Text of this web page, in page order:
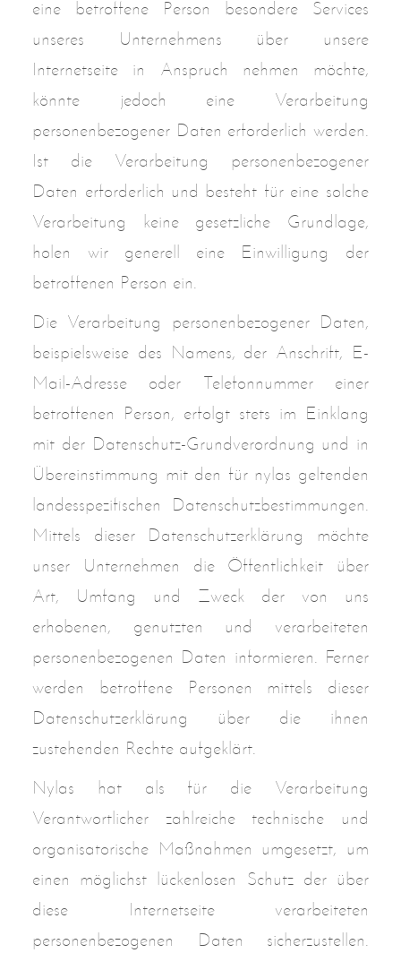
eine betroffene Person besondere Services
unseres Unternehmens über unsere
Internetseite in Anspruch nehmen möchte,
könnte jedoch eine Verarbeitung
personenbezogener Daten erforderlich werden.
Ist die Verarbeitung personenbezogener
Daten erforderlich und besteht für eine solche
Verarbeitung keine gesetzliche Grundlage,
holen wir generell eine Einwilligung der
betroffenen Person ein.
Die Verarbeitung personenbezogener Daten,
beispielsweise des Namens, der Anschrift, E-
Mail-Adresse oder Telefonnummer einer
betroffenen Person, erfolgt stets im Einklang
mit der Datenschutz-Grundverordnung und in
Übereinstimmung mit den für nylas geltenden
landesspezifischen Datenschutzbestimmungen.
Mittels dieser Datenschutzerklärung möchte
unser Unternehmen die Öffentlichkeit über
Art, Umfang und Zweck der von uns
erhobenen, genutzten und verarbeiteten
personenbezogenen Daten informieren. Ferner
werden betroffene Personen mittels dieser
Datenschutzerklärung über die ihnen
zustehenden Rechte aufgeklärt.
Nylas hat als für die Verarbeitung
Verantwortlicher zahlreiche technische und
organisatorische Maßnahmen umgesetzt, um
einen möglichst lückenlosen Schutz der über
diese Internetseite verarbeiteten
personenbezogenen Daten sicherzustellen.